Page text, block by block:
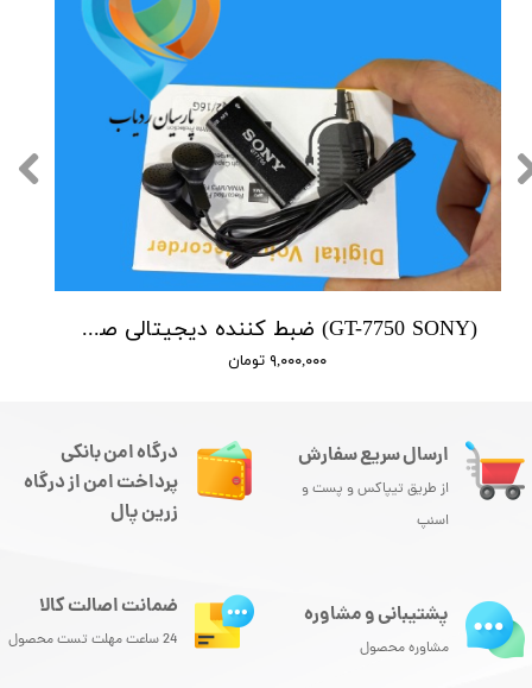
(GT-7750 SONY) ضبط کننده دیجیتالی صدا سونی - 16 گیگابایت - سنسور هوشمند صدا
۹,۰۰۰,۰۰۰ تومان
ارسال سریع سفارش
از طریق تیپاکس و پست و
اسنپ
درگاه امن بانکی
پرداخت امن از درگاه
زرین پال
پشتیبانی و مشاوره
مشاوره محصول
ضمانت اصالت کالا
24 ساعت مهلت تست محصول